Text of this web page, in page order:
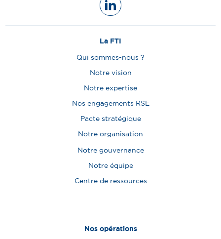
La FTI
Qui sommes-nous ?
Notre vision
Notre expertise
Nos engagements RSE
Pacte stratégique
Notre organisation
Notre gouvernance
Notre équipe
Centre de ressources
Nos opérations